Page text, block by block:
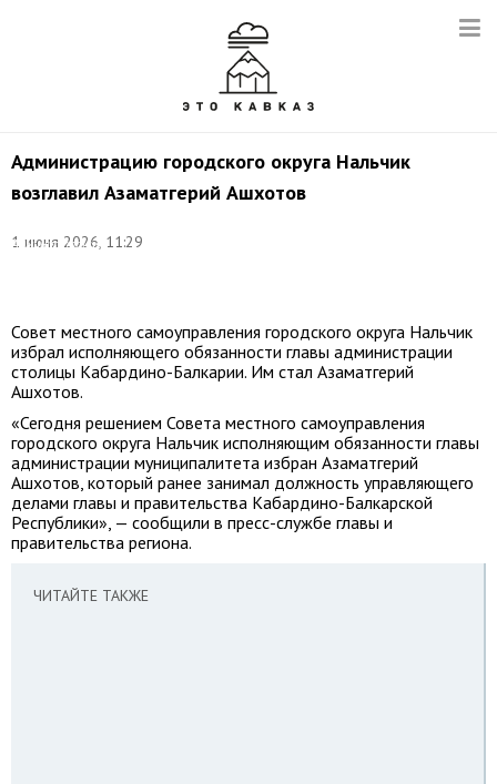
Администрацию городского округа Нальчик
возглавил Азаматгерий Ашхотов
1 июня 2026, 11:29
Администрация
Совет местного самоуправления городского округа Нальчик
избрал исполняющего обязанности главы администрации
столицы Кабардино-Балкарии. Им стал Азаматгерий
Ашхотов.
«Сегодня решением Совета местного самоуправления
городского округа Нальчик исполняющим обязанности главы
администрации муниципалитета избран Азаматгерий
Ашхотов, который ранее занимал должность управляющего
делами главы и правительства Кабардино-Балкарской
Республики», — сообщили в пресс-службе главы и
правительства региона.
ЧИТАЙТЕ ТАКЖЕ